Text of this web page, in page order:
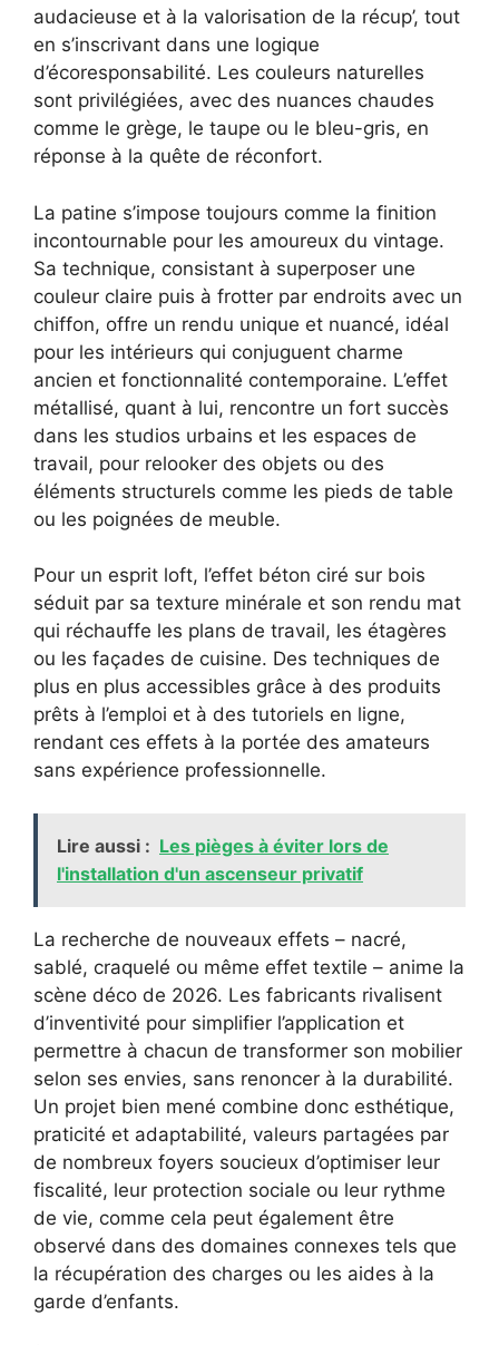
audacieuse et à la valorisation de la récup’, tout
en s’inscrivant dans une logique
d’écoresponsabilité. Les couleurs naturelles
sont privilégiées, avec des nuances chaudes
comme le grège, le taupe ou le bleu-gris, en
réponse à la quête de réconfort.
La patine s’impose toujours comme la finition
incontournable pour les amoureux du vintage.
Sa technique, consistant à superposer une
couleur claire puis à frotter par endroits avec un
chiffon, offre un rendu unique et nuancé, idéal
pour les intérieurs qui conjuguent charme
ancien et fonctionnalité contemporaine. L’effet
métallisé, quant à lui, rencontre un fort succès
dans les studios urbains et les espaces de
travail, pour relooker des objets ou des
éléments structurels comme les pieds de table
ou les poignées de meuble.
Pour un esprit loft, l’effet béton ciré sur bois
séduit par sa texture minérale et son rendu mat
qui réchauffe les plans de travail, les étagères
ou les façades de cuisine. Des techniques de
plus en plus accessibles grâce à des produits
prêts à l’emploi et à des tutoriels en ligne,
rendant ces effets à la portée des amateurs
sans expérience professionnelle.
Lire aussi : Les pièges à éviter lors de
l'installation d'un ascenseur privatif
La recherche de nouveaux effets – nacré,
sablé, craquelé ou même effet textile – anime la
scène déco de 2026. Les fabricants rivalisent
d’inventivité pour simplifier l’application et
permettre à chacun de transformer son mobilier
selon ses envies, sans renoncer à la durabilité.
Un projet bien mené combine donc esthétique,
praticité et adaptabilité, valeurs partagées par
de nombreux foyers soucieux d’optimiser leur
fiscalité, leur protection sociale ou leur rythme
de vie, comme cela peut également être
observé dans des domaines connexes tels que
la récupération des charges ou les aides à la
garde d’enfants.